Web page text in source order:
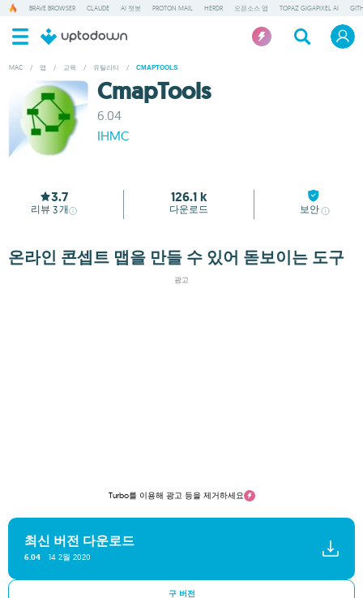
BRAVE BROWSER CLAUDE AI 챗봇 PROTON MAIL HERDR 오픈소스 앱 TOPAZ GIGAPIXEL AI
MAC / 앱 / 교육 / 유틸리티 / CMAPTOOLS
CmapTools
6.04
IHMC
3.7
리뷰 3 개
126.1 k
다운로드 보안
온라인 콘셉트 맵을 만들 수 있어 돋보이는 도구
광고
Turbo를 이용해 광고 등을 제거하세요
최신 버전 다운로드
6.04 14 2월 2020
구 버전